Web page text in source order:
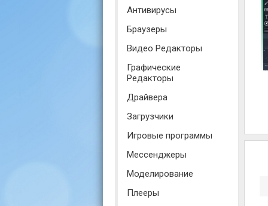
Антивирусы
Браузеры
Видео Редакторы
Графические
Редакторы
Драйвера
Загрузчики
Игровые программы
Мессенджеры
Моделирование
Плееры